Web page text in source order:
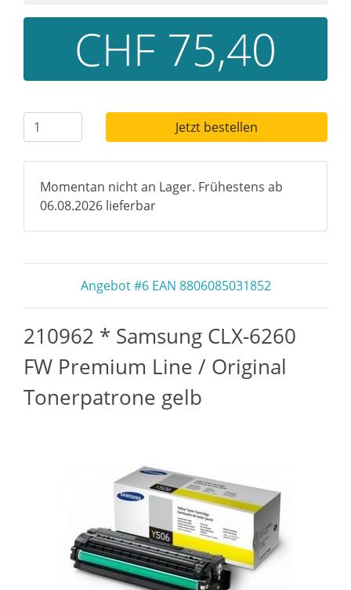
CHF 75,40
Jetzt bestellen
Momentan nicht an Lager. Frühestens ab
06.08.2026 lieferbar
Angebot #6 EAN 8806085031852
210962 * Samsung CLX-6260
FW Premium Line / Original
Tonerpatrone gelb